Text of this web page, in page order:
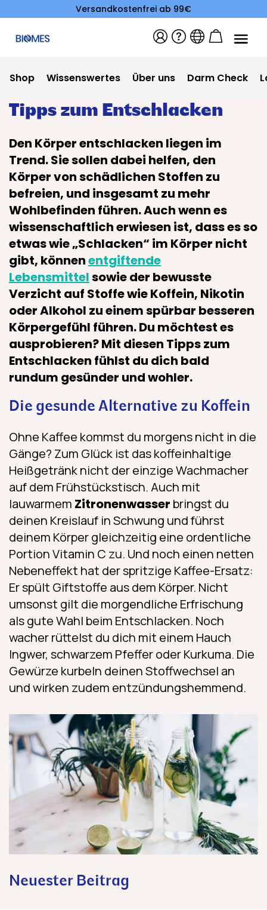
Versandkostenfrei ab 99€
Shop Wissenswertes Über uns Darm Check
Tipps zum Entschlacken
Den Körper entschlacken liegen im
Trend. Sie sollen dabei helfen, den
Körper von schädlichen Stoffen zu
befreien, und insgesamt zu mehr
Wohlbefinden führen. Auch wenn es
wissenschaftlich erwiesen ist, dass es so
etwas wie „Schlacken“ im Körper nicht
gibt, könnenentgiftende
Lebensmittelsowie der bewusste
Verzicht auf Stoffe wie Koffein, Nikotin
oder Alkohol zu einem spürbar besseren
Körpergefühl führen. Du möchtest es
ausprobieren? Mit diesen Tipps zum
Entschlacken fühlst du dich bald
rundum gesünder und wohler.
Die gesunde Alternative zu Koffein
Ohne Kaffee kommst du morgens nicht in die
Gänge? Zum Glück ist das koffeinhaltige
Heißgetränk nicht der einzige Wachmacher
auf dem Frühstückstisch. Auch mit
lauwarmem Zitronenwasser bringst du
deinen Kreislauf in Schwung und führst
deinem Körper gleichzeitig eine ordentliche
Portion Vitamin C zu. Und noch einen netten
Nebeneffekt hat der spritzige Kaffee-Ersatz:
Er spült Giftstoffe aus dem Körper. Nicht
umsonst gilt die morgendliche Erfrischung
als gute Wahl beim Entschlacken. Noch
wacher rüttelst du dich mit einem Hauch
Ingwer, schwarzem Pfeffer oder Kurkuma. Die
Gewürze kurbeln deinen Stoffwechsel an
und wirken zudem entzündungshemmend.
Neuester Beitrag